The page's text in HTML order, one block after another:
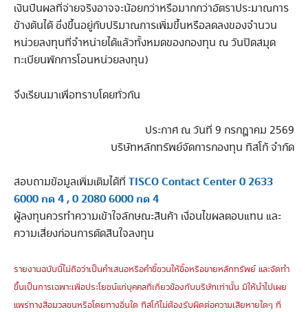
เงินปันผลที่จ่ายจริงอาจจะน้อยกว่าหรือมากกว่าอัตราประมาณการ
ข้างต้นได้ ซึ่งขึ้นอยู่กับปริมาณการเพิ่มขึ้นหรือลดลงของจำนวน
หน่วยลงทุนที่จำหน่ายได้แล้วทั้งหมดของกองทุน ณ วันปิดสมุด
ทะเบียนพักการโอนหน่วยลงทุน)
จึงเรียนมาเพื่อทราบโดยทั่วกัน
ประกาศ ณ วันที่ 9 กรกฎาคม 2569
บริษัทหลักทรัพย์จัดการกองทุน ทิสโก้ จำกัด
สอบถามข้อมูลเพิ่มเติมได้ที่ TISCO Contact Center 0 2633
6000 กด 4 , 0 2080 6000 กด 4
ผู้ลงทุนควรทำความเข้าใจลักษณะสินค้า เงื่อนไขผลตอบแทน และ
ความเสี่ยงก่อนการตัดสินใจลงทุน
รายงานฉบับนี้ไม่ถือว่าเป็นคำเสนอหรือคำชี้ชวนให้ซื้อหรือขายหลักทรัพย์ และจัดทำ
ขึ้นเป็นการเฉพาะเพื่อประโยชน์แก่บุคคลที่เกี่ยวข้องกับบริษัทเท่านั้น มิให้นำไปเผย
แพร่ทางสื่อมวลชนหรือโดยทางอื่นใด ทิสโก้ไม่ต้องรับผิดต่อความเสียหายใดๆ ที่